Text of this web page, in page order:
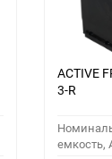
ACTIVE
3-R
емкость,